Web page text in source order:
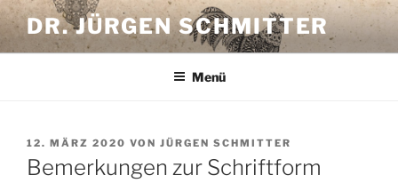
Zum
Inhalt
springen
DR. JÜRGEN SCHMITTER
Menü
VERÖFFENTLICHT
AM
12. MÄRZ 2020 VON JÜRGEN SCHMITTER
Bemerkungen zur Schriftform